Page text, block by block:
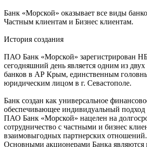
Банк «Морской» оказывает все виды
Частным клиентам и Бизнес клиентам.
История создания
ПАО Банк «Морской» зарегистрирован
сегодняшний день является одним из
банков в АР Крым, единственным
юридическим лицом в г. Севастополе.
Банк создан как универсальное
обеспечивающее индивидуальный подход
ПАО Банк «Морской» нацелен на
сотрудничество с частными и бизнес
взаимовыгодных партнерских отношений.
Основными акционерами Банка являются